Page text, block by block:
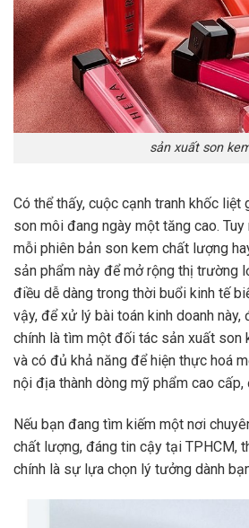
sản xuất son
Có thể thấy, cuộc cạnh tranh khốc liệt
son môi đang ngày một tăng cao.
mỗi phiên bản son kem chất lượng
sản phẩm này để mở rộng thị trường
điều dễ dàng trong thời buổi kinh tế
vậy, để xử lý bài toán kinh doanh
chính là tìm một đối tác sản xuất son
và có đủ khả năng để hiện thực hoá
nội địa thành dòng mỹ phẩm cao cấp,
Nếu bạn đang tìm kiếm một nơi
chất lượng, đáng tin cậy tại TPHCM,
chính là sự lựa chọn lý tưởng dành